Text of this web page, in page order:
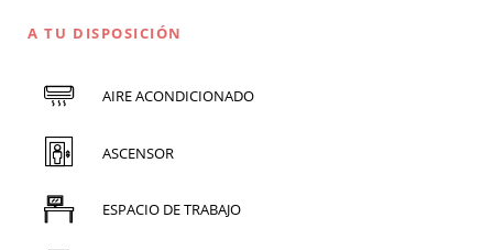
A TU DISPOSICIÓN
AIRE ACONDICIONADO
ASCENSOR
ESPACIO DE TRABAJO